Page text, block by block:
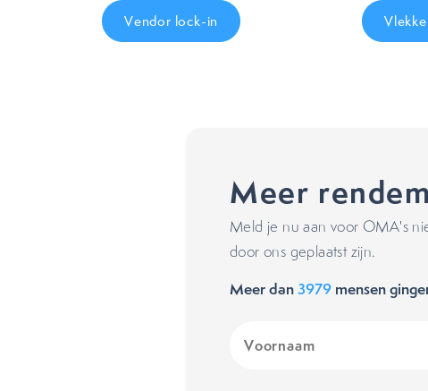
Vendor lock-in
Meer
Meld je nu aan voor OMA's
door ons geplaatst zijn.
Meer dan3979 mensen
(Vereist)